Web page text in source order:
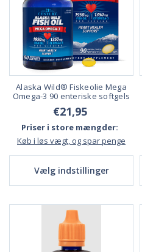
Alaska Wild® Fiskeolie Mega
Omega-3 90 enteriske softgels
€21,95
Priser i store mængder:
Køb i løs vægt, og spar penge
Vælg indstillinger